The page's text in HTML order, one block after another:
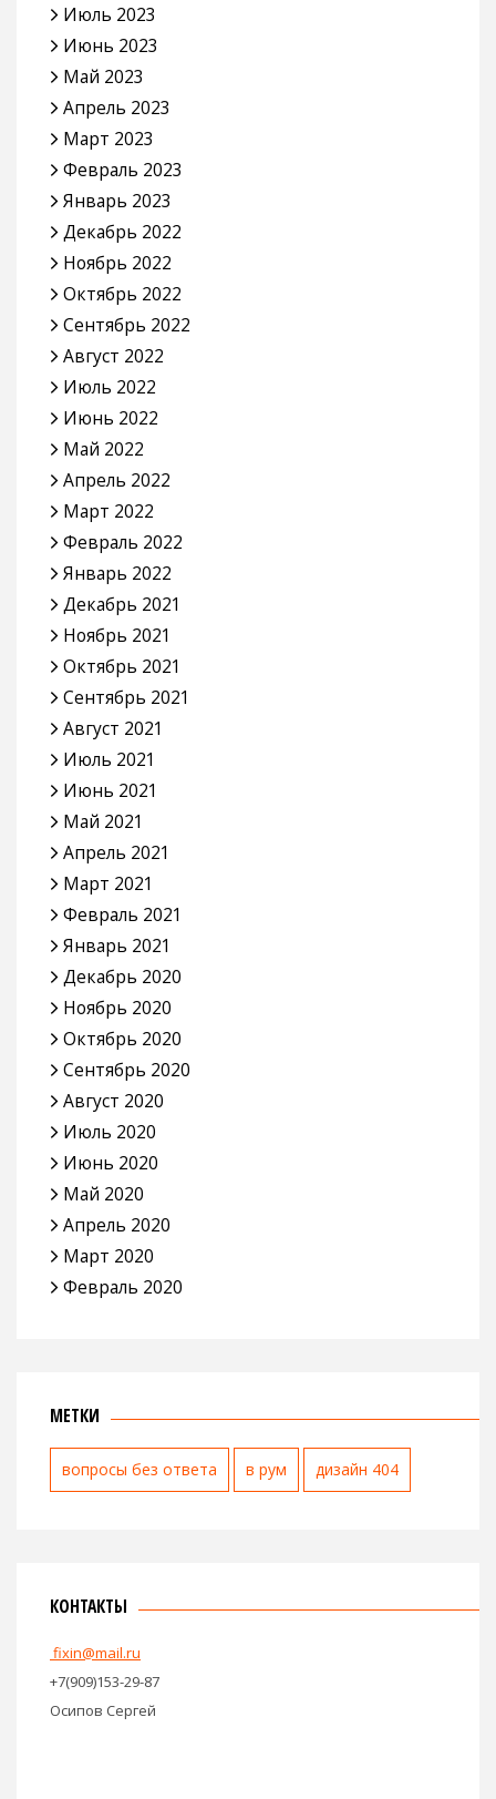
Июль 2023
Июнь 2023
Май 2023
Апрель 2023
Март 2023
Февраль 2023
Январь 2023
Декабрь 2022
Ноябрь 2022
Октябрь 2022
Сентябрь 2022
Август 2022
Июль 2022
Июнь 2022
Май 2022
Апрель 2022
Март 2022
Февраль 2022
Январь 2022
Декабрь 2021
Ноябрь 2021
Октябрь 2021
Сентябрь 2021
Август 2021
Июль 2021
Июнь 2021
Май 2021
Апрель 2021
Март 2021
Февраль 2021
Январь 2021
Декабрь 2020
Ноябрь 2020
Октябрь 2020
Сентябрь 2020
Август 2020
Июль 2020
Июнь 2020
Май 2020
Апрель 2020
Март 2020
Февраль 2020
МЕТКИ
вопросы без ответа в рум дизайн 404
КОНТАКТЫ
fixin@mail.ru
+7(909)153-29-87
Осипов Сергей